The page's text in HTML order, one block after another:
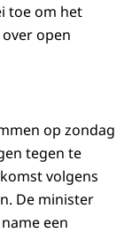
toe om het
open
op zondag
tegen te
volgens
De minister
een